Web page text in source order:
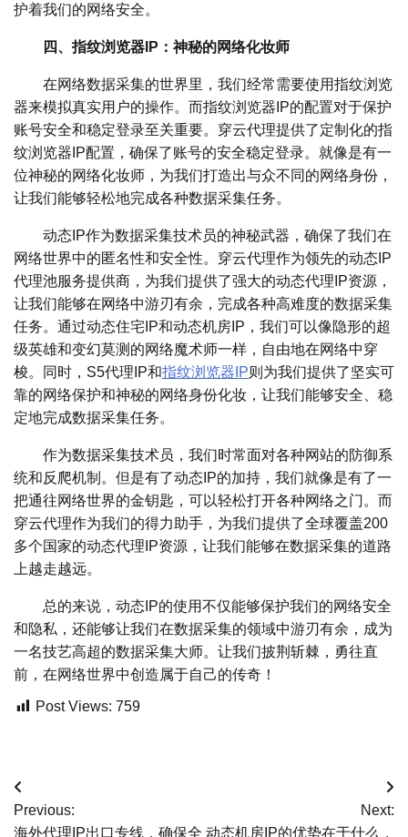
护着我们的网络安全。
四、指纹浏览器IP：神秘的网络化妆师
在网络数据采集的世界里，我们经常需要使用指纹浏览
器来模拟真实用户的操作。而指纹浏览器IP的配置对于保护
账号安全和稳定登录至关重要。穿云代理提供了定制化的指
纹浏览器IP配置，确保了账号的安全稳定登录。就像是有一
位神秘的网络化妆师，为我们打造出与众不同的网络身份，
让我们能够轻松地完成各种数据采集任务。
动态IP作为数据采集技术员的神秘武器，确保了我们在
网络世界中的匿名性和安全性。穿云代理作为领先的动态IP
代理池服务提供商，为我们提供了强大的动态代理IP资源，
让我们能够在网络中游刃有余，完成各种高难度的数据采集
任务。通过动态住宅IP和动态机房IP，我们可以像隐形的超
级英雄和变幻莫测的网络魔术师一样，自由地在网络中穿
梭。同时，S5代理IP和指纹浏览器IP则为我们提供了坚实可
靠的网络保护和神秘的网络身份化妆，让我们能够安全、稳
定地完成数据采集任务。
作为数据采集技术员，我们时常面对各种网站的防御系
统和反爬机制。但是有了动态IP的加持，我们就像是有了一
把通往网络世界的金钥匙，可以轻松打开各种网络之门。而
穿云代理作为我们的得力助手，为我们提供了全球覆盖200
多个国家的动态代理IP资源，让我们能够在数据采集的道路
上越走越远。
总的来说，动态IP的使用不仅能够保护我们的网络安全
和隐私，还能够让我们在数据采集的领域中游刃有余，成为
一名技艺高超的数据采集大师。让我们披荆斩棘，勇往直
前，在网络世界中创造属于自己的传奇！
Post Views: 759
文
章
Previous:
海外代理IP出口专线，确保全
Next:
动态机房IP的优势在于什么，